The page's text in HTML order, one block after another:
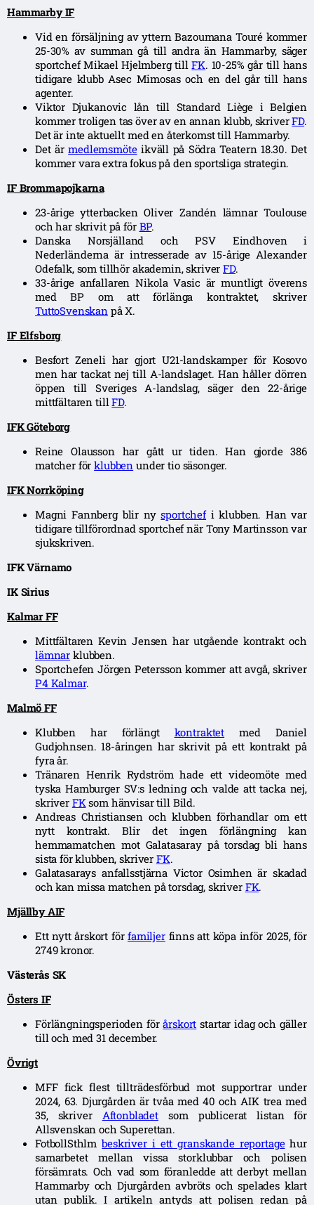
Hammarby IF
Vid en försäljning av yttern Bazoumana Touré kommer
25-30% av summan gå till andra än Hammarby, säger
sportchef Mikael Hjelmberg tillFK. 10-25% går till hans
tidigare klubb Asec Mimosas och en del går till hans
agenter.
Viktor Djukanovic lån till Standard Liège i Belgien
kommer troligen tas över av en annan klubb, skriverFD.
Det är inte aktuellt med en återkomst till Hammarby.
Det ärmedlemsmöteikväll på Södra Teatern 18.30. Det
kommer vara extra fokus på den sportsliga strategin.
IF Brommapojkarna
23-årige ytterbacken Oliver Zandén lämnar Toulouse
och har skrivit på för BP.
Danska Norsjälland och PSV Eindhoven i
Nederländerna är intresserade av 15-årige Alexander
Odefalk, som tillhör akademin, skriverFD.
33-årige anfallaren Nikola Vasic är muntligt överens
med BP om att förlänga kontraktet, skriver
TuttoSvenskan på X.
IF Elfsborg
Besfort Zeneli har gjort U21-landskamper för Kosovo
men har tackat nej till A-landslaget. Han håller dörren
öppen till Sveriges A-landslag, säger den 22-årige
mittfältaren tillFD.
IFK Göteborg
Reine Olausson har gått ur tiden. Han gjorde 386
matcher förklubben under tio säsonger.
IFK Norrköping
Magni Fannberg blir nysportchefi klubben. Han var
tidigare tillförordnad sportchef när Tony Martinsson var
sjukskriven.
IFK Värnamo
IK Sirius
Kalmar FF
Mittfältaren Kevin Jensen har utgående kontrakt och
lämnar klubben.
Sportchefen Jörgen Petersson kommer att avgå, skriver
P4 Kalmar.
Malmö FF
Klubben har förlängt kontraktet med Daniel
Gudjohnsen. 18-åringen har skrivit på ett kontrakt på
fyra år.
Tränaren Henrik Rydström hade ett videomöte med
tyska Hamburger SV:s ledning och valde att tacka nej,
skriver FKsom hänvisar till Bild.
Andreas Christiansen och klubben förhandlar om ett
nytt kontrakt. Blir det ingen förlängning kan
hemmamatchen mot Galatasaray på torsdag bli hans
sista för klubben, skriver FK.
Galatasarays anfallsstjärna Victor Osimhen är skadad
och kan missa matchen på torsdag, skriver FK.
Mjällby AIF
Ett nytt årskort förfamiljerfinns att köpa inför 2025, för
2749 kronor.
Västerås SK
Östers IF
Förlängningsperioden förårskort startar idag och gäller
till och med 31 december.
Övrigt
MFF fick flest tillträdesförbud mot supportrar under
2024, 63. Djurgården är tvåa med 40 och AIK trea med
35, skriver Aftonbladet som publicerat listan för
Allsvenskan och Superettan.
FotbollSthlmbeskriver i ett granskande reportagehur
samarbetet mellan vissa storklubbar och polisen
försämrats. Och vad som föranledde att derbyt mellan
Hammarby och Djurgården avbröts och spelades klart
utan publik. I artikeln antyds att polisen redan på